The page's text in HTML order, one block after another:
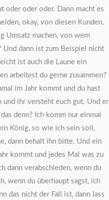
oder oder oder. Dann macht es
okay, von diesen Kunden,
Umsatz machen, von wem
Und dann ist zum Beispiel nicht
ist auch die Laune ein
arbeitest du gerne zusammen?
im Jahr kommt und du hast
und ihr versteht euch gut. Und er
denn? Ich komm nur einmal
König, so wie ich sein soll,
dann behalt ihn bitte. Und ein
kommt und jedes Mal was zu
dann verabschieden, wenn du
wenn du überhaupt sagst, ich
das nicht der Fall ist, dann lass